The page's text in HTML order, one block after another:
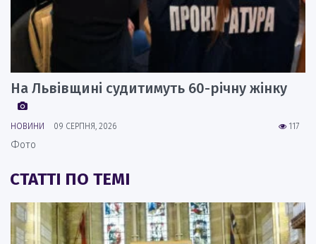
На Львівщині судитимуть 60-річну жінку
117
НОВИНИ 09 СЕРПНЯ, 2026
Фото
СТАТТІ ПО ТЕМІ